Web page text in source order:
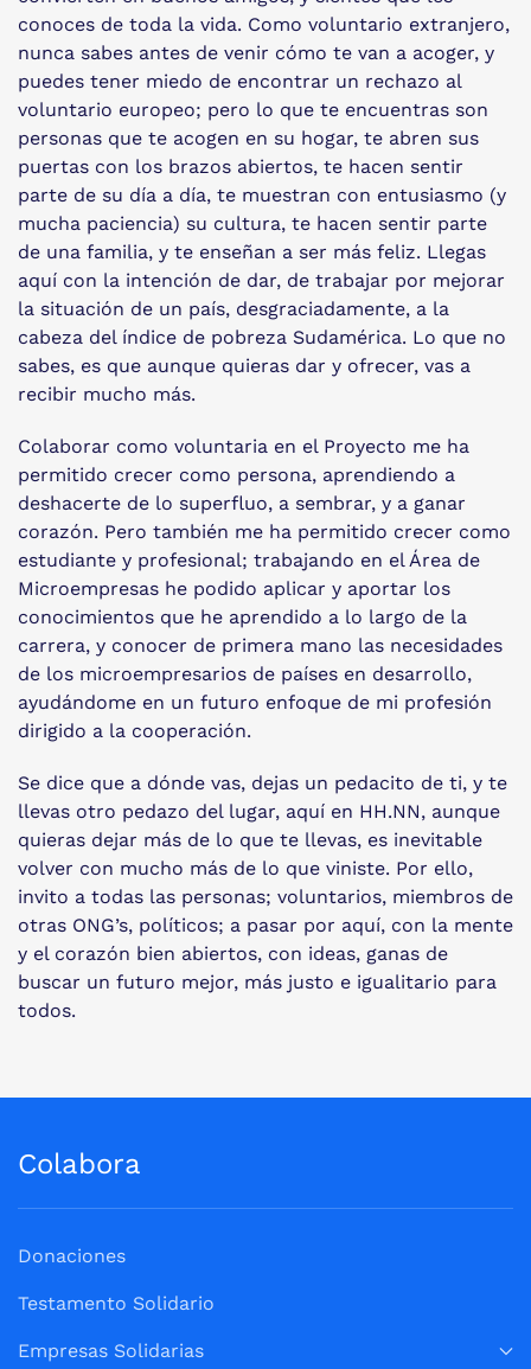
conoces de toda la vida. Como voluntario extranjero,
nunca sabes antes de venir cómo te van a acoger, y
puedes tener miedo de encontrar un rechazo al
voluntario europeo; pero lo que te encuentras son
personas que te acogen en su hogar, te abren sus
puertas con los brazos abiertos, te hacen sentir
parte de su día a día, te muestran con entusiasmo (y
mucha paciencia) su cultura, te hacen sentir parte
de una familia, y te enseñan a ser más feliz. Llegas
aquí con la intención de dar, de trabajar por mejorar
la situación de un país, desgraciadamente, a la
cabeza del índice de pobreza Sudamérica. Lo que no
sabes, es que aunque quieras dar y ofrecer, vas a
recibir mucho más.
Colaborar como voluntaria en el Proyecto me ha
permitido crecer como persona, aprendiendo a
deshacerte de lo superfluo, a sembrar, y a ganar
corazón. Pero también me ha permitido crecer como
estudiante y profesional; trabajando en el Área de
Microempresas he podido aplicar y aportar los
conocimientos que he aprendido a lo largo de la
carrera, y conocer de primera mano las necesidades
de los microempresarios de países en desarrollo,
ayudándome en un futuro enfoque de mi profesión
dirigido a la cooperación.
Se dice que a dónde vas, dejas un pedacito de ti, y te
llevas otro pedazo del lugar, aquí en HH.NN, aunque
quieras dejar más de lo que te llevas, es inevitable
volver con mucho más de lo que viniste. Por ello,
invito a todas las personas; voluntarios, miembros de
otras ONG’s, políticos; a pasar por aquí, con la mente
y el corazón bien abiertos, con ideas, ganas de
buscar un futuro mejor, más justo e igualitario para
todos.
Colabora
Donaciones
Testamento Solidario
Empresas Solidarias